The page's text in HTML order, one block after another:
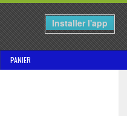
Installer l'app
PANIER